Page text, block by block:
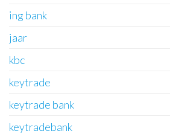
ing bank
jaar
kbc
keytrade
keytrade bank
keytradebank